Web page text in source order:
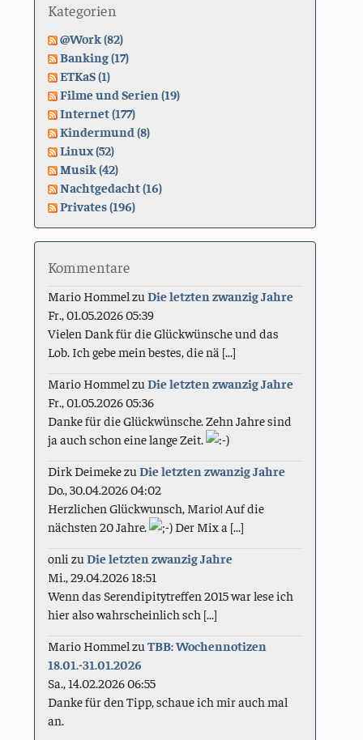
Kategorien
@Work (82)
Banking (17)
ETKaS (1)
Filme und Serien (19)
Internet (177)
Kindermund (8)
Linux (52)
Musik (42)
Nachtgedacht (16)
Privates (196)
Kommentare
Mario Hommel zuDie letzten zwanzig Jahre
Fr., 01.05.2026 05:39
Vielen Dank für die Glückwünsche und das
Lob. Ich gebe mein bestes, die nä [...]
Mario Hommel zuDie letzten zwanzig Jahre
Fr., 01.05.2026 05:36
Danke für die Glückwünsche. Zehn Jahre sind
ja auch schon eine lange Zeit.
Dirk DeimekezuDie letzten zwanzig Jahre
Do., 30.04.2026 04:02
Herzlichen Glückwunsch, Mario! Auf die
nächsten 20 Jahre.
Der Mix a [...]
onli zuDie letzten zwanzig Jahre
Mi., 29.04.2026 18:51
Wenn das Serendipitytreffen 2015 war lese ich
hier also wahrscheinlich sch [...]
Mario Hommel zuTBB: Wochennotizen
18.01.-31.01.2026
Sa., 14.02.2026 06:55
Danke für den Tipp, schaue ich mir auch mal
an.